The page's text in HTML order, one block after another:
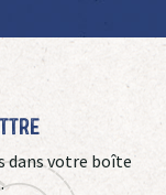
dans votre boîte